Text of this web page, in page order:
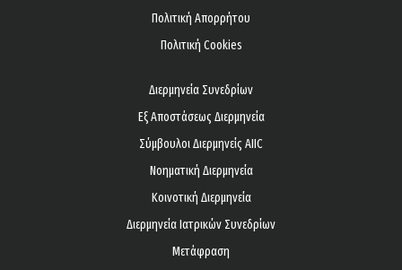
Πολιτική Απορρήτου
Πολιτική Cookies
Διερμηνεία Συνεδρίων
Εξ Αποστάσεως Διερμηνεία
Σύμβουλοι Διερμηνείς AIIC
Νοηματική Διερμηνεία
Κοινοτική Διερμηνεία
Διερμηνεία Ιατρικών Συνεδρίων
Μετάφραση